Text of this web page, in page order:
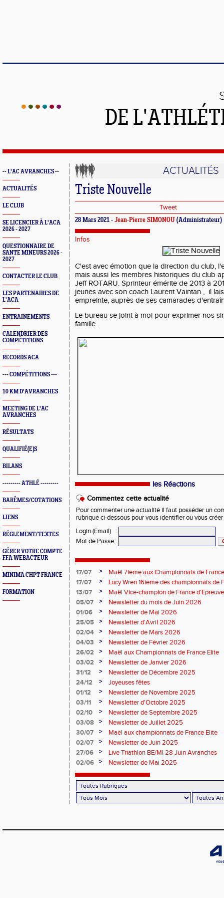
DE
-- L'AC AVRANCHES --
ACTUALITÉS
LE CLUB
SE LICENCIER À L'ACA
2026 - 2027
QUESTIONNAIRE DE
SANTE MINEURS 2026 -
2027
CONTACTER LE CLUB
LES PARTENAIRES DE
L'ACA
ENTRAINEMENTS
CALENDRIER DES
COMPÉTITIONS
RECORDS ACA
--- COMPÉTITIONS ---
10 KM D'AVRANCHES
MEETING DE L'AC
AVRANCHES
RÉSULTATS
QUALIFIÉ(E)S
BILANS
--------- ATHLÉ ---------
BARÊMES/COTATIONS
LIENS
RÉGLEMENT/TEXTES
GÉRER VOTRE COMPTE
FFA WEBACTEUR
MINIMA CHPT FRANCE
FORMATION
ACTUALITÉS
Triste Nouvelle
Tweet
28 Mars 2021 - Jean-Pierre SIMONOU (Administrateur)
Infos
C'est avec émotion que la direction du club,
mais aussi les membres historiques du club
Jeff ROTARU. Sprinteur émérite de 2013 à
jeunes avec son coach Laurent Vaintan , il
empreinte, auprès de ses camarades
Le bureau se joint à moi pour exprimer nos
famille.
les Réactions
Commentez cette actualité
Pour commenter une actualité il faut posséder un
rubrique ci-dessous pour vous identifier ou vous
Login (Email)
:
Mot de Passe :
17/07 >
Maël 7ieme aux Championnats de
17/07
>
Lucy Wren 16ieme des championnats de
perche
13/07 >
Maël Vice-champion de France
05/07
>
Newsletter du mois de Juin 2026
01/06
>
Newsletter de Mai 2026
25/05
>
Newsletter d'Avril 2026
02/04
>
Newsletter de Mars 2026
04/03
>
Newsletter de Février 2026
26/02
>
Maël aux Championnats de France Elite
03/02
>
Newsletter de Janvier 2026
31/12
>
Newsletter de Décembre 2025
24/12
>
Joyeuses fêtes
01/12
>
Newsletter de Novembre 2025
03/11
>
Newsletter d'Octobre 2025
02/10
>
Newsletter de Septembre 2025
03/08
>
Newsletter de Juillet 2025
30/07
>
Maël aux championnats de France Elite
02/07
>
Newsletter de Juin 2025
27/06
>
Live Triathlon BE/MI 28 Juin Avranches
02/06
> Newsletter de Mai 2025